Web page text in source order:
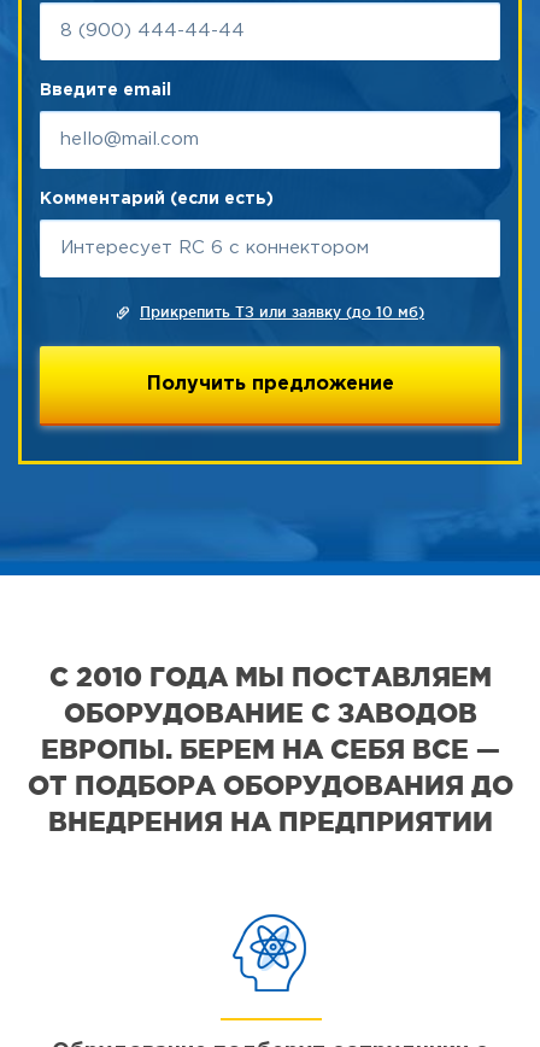
Введите email
Комментарий (если есть)
Прикрепить ТЗ или заявку (до 10 мб)
С 2010 ГОДА МЫ ПОСТАВЛЯЕМ
ОБОРУДОВАНИЕ С ЗАВОДОВ
ЕВРОПЫ. БЕРЕМ НА СЕБЯ ВСЕ —
ОТ ПОДБОРА ОБОРУДОВАНИЯ ДО
ВНЕДРЕНИЯ НА ПРЕДПРИЯТИИ